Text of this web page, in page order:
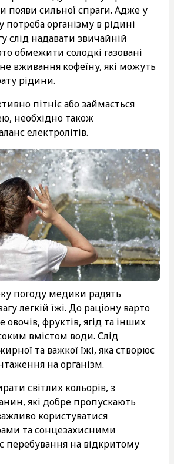
появи сильної спраги. Адже у
потреба організму в рідині
слід надавати звичайній
обмежити солодкі газовані
вживання кофеїну, які можуть
рідини.
пітніє або займається
необхідно також
електролітів.
погоду медики радять
легкій їжі. До раціону варто
овочів, фруктів, ягід та інших
вмістом води. Слід
та важкої їжі, яка створює
на організм.
світлих кольорів, з
які добре пропускають
користуватися
та сонцезахисними
перебування на відкритому